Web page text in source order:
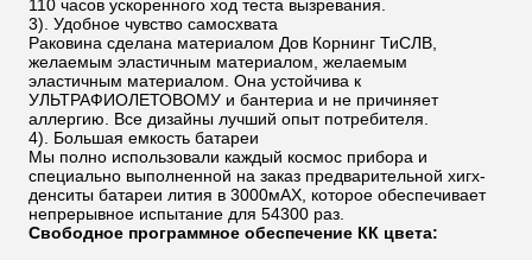
110 часов ускоренного ход теста вызревания.
3). Удобное чувство самосхвата
Раковина сделана материалом Дов Корнинг ТиСЛВ,
желаемым эластичным материалом, желаемым
эластичным материалом. Она устойчива к
УЛЬТРАФИОЛЕТОВОМУ и бантериа и не причиняет
аллергию. Все дизайны лучший опыт потребителя.
4). Большая емкость батареи
Мы полно использовали каждый космос прибора и
специально выполненной на заказ предварительной хигх-
денситы батареи лития в 3000мАХ, которое обеспечивает
непрерывное испытание для 54300 раз.
Свободное программное обеспечение КК цвета: